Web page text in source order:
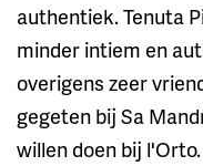
authentiek. Tenuta
minder intiem en
overigens zeer
gegeten bij Sa
willen doen bij